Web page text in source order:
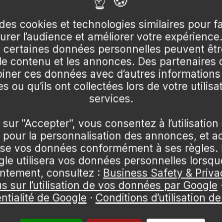
les périodes de mars à mai ou de septembre à
qui pourraient endommager son feuillage.
croissance. Lors de la plantation, veillez à
recommandé pour assurer une bonne reprise. Un
les 2 à 3 premières années est essentiel, surtout
qu'un spécimen en pot, dont le substrat sèche vite,
(septembre à novembre).
cookies et technologies similaires pour
l’audience et améliorer votre
données personnelles peuvent
contenu et les annonces. Des partenaires
ces données avec d’autres
ou qu’ils ont collectées lors de votre
services.
"Accepter", vous consentez à l’utilisation
la personnalisation des annonces, et
vos données conformément à ses règles.
utilisera vos données personnelles
consultez : Business Safety &
sur l’utilisation de vos données par Google
de Google · Conditions d’utilisation